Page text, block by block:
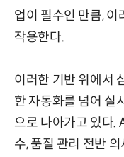
업이 필수인 만큼,
작용한다.
이러한 기반 위에서
한 자동화를 넘어 실
으로 나아가고 있다.
수, 품질 관리 전반